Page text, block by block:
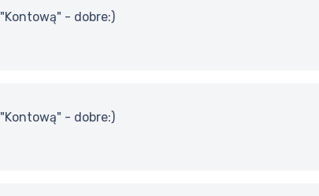
"Kontową" - dobre:)
"Kontową" - dobre:)